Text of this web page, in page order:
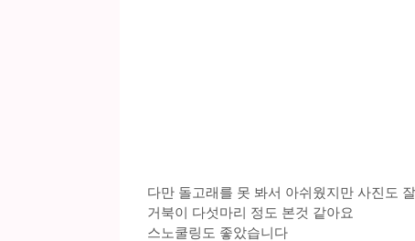
다만 돌고래를 못 봐서 아쉬웠지만 사진도
거북이 다섯마리 정도 본것 같아요
스노쿨링도 좋았습니다